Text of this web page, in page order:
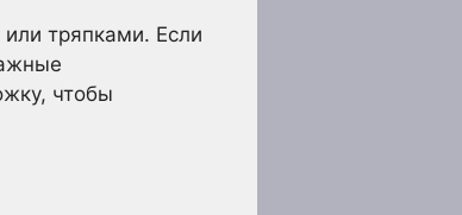
тряпками. Если
чтобы